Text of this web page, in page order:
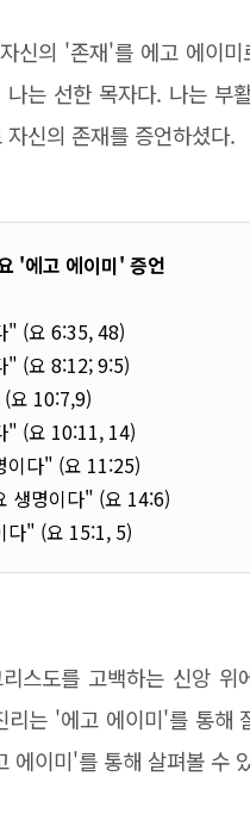
신의 '존재'를 에고 에이
는 선한 목자다. 나는 부
신의 존재를 증언하셨다.
'에고 에이미' 증언
" (요 6:35, 48)
" (요 8:12; 9:5)
요 10:7,9)
" (요 10:11, 14)
이다" (요 11:25)
생명이다" (요 14:6)
다" (요 15:1, 5)
스도를 고백하는 신앙
는 '에고 에이미'를 통해
에이미'를 통해 살펴볼 수